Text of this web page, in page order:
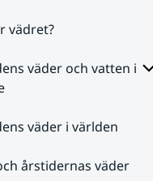
vädret?
väder och vatten i
väder i världen
årstidernas väder